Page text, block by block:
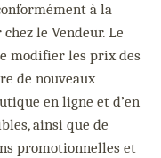
à la
le Vendeur. Le
modifier les prix des
de nouveaux
en ligne et d’en
ainsi que de
promotionnelles et